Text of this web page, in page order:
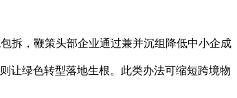
拆，鞭策头部企业通过兼并沉组降低中小企成
让绿色转型落地生根。此类办法可缩短跨境物